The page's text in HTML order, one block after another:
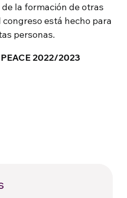
la formación de otras
está hecho para
personas.
2022/2023